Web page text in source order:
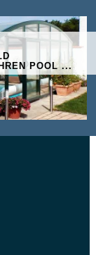
POOL ...